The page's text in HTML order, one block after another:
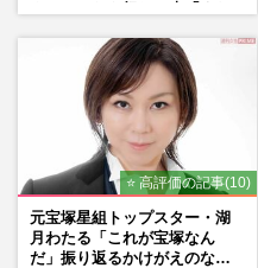
⭐ 高評価の記事(10)
元宝塚星組トップスター・湖
月わたる「これが宝塚なん
だ」振り返るかけがえのない